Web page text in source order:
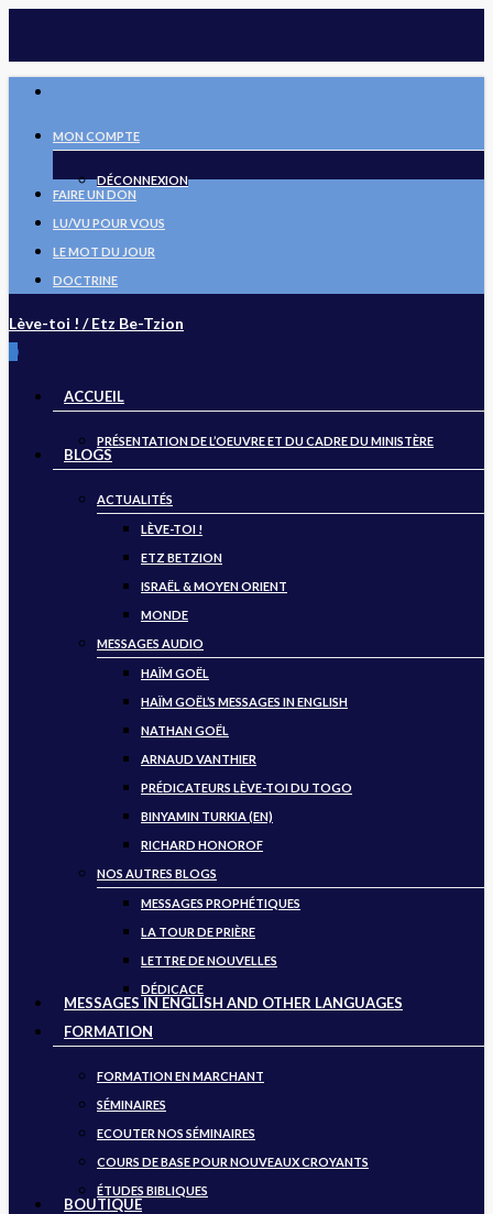
main
FACEBOOK
MON COMPTE
DÉCONNEXION
FAIRE UN DON
LU/VU POUR VOUS
LE MOT DU JOUR
DOCTRINE
Lève-toi ! / Etz Be-Tzion
search
ACCUEIL
PRÉSENTATION DE L’OEUVRE ET DU CADRE DU MINISTÈRE
BLOGS
ACTUALITÉS
LÈVE-TOI !
ETZ BETZION
ISRAËL & MOYEN ORIENT
MONDE
MESSAGES AUDIO
HAÏM GOËL
HAÏM GOËL’S MESSAGES IN ENGLISH
NATHAN GOËL
ARNAUD VANTHIER
PRÉDICATEURS LÈVE-TOI DU TOGO
BINYAMIN TURKIA (EN)
RICHARD HONOROF
NOS AUTRES BLOGS
MESSAGES PROPHÉTIQUES
LA TOUR DE PRIÈRE
LETTRE DE NOUVELLES
DÉDICACE
MESSAGES IN ENGLISH AND OTHER LANGUAGES
FORMATION
FORMATION EN MARCHANT
SÉMINAIRES
ECOUTER NOS SÉMINAIRES
COURS DE BASE POUR NOUVEAUX CROYANTS
ÉTUDES BIBLIQUES
BOUTIQUE